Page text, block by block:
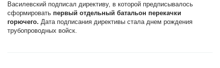
Василевский подписал директиву, в которой предписывалось
сформировать первый отдельный батальон перекачки
горючего. Дата подписания директивы стала днем рождения
трубопроводных войск.